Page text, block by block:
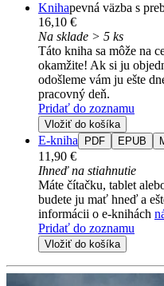
Knihapevná väzba s
16,10 €
Na sklade > 5 ks
Táto kniha sa môže na
okamžite! Ak si ju
odošleme vám ju ešte
pracovný deň.
Pridať do zoznamu
Vložiť do košíka
E-kniha PDF EPUB
11,90 €
Ihneď na stiahnutie
Máte čítačku, tablet
budete ju mať hneď a
informácii o e-knihách
Pridať do zoznamu
Vložiť do košíka